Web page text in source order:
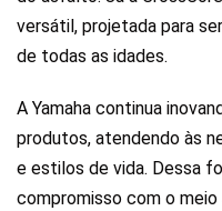
versátil, projetada para
de todas as idades.
A Yamaha continua
produtos, atendendo às
e estilos de vida. Dessa
compromisso com o